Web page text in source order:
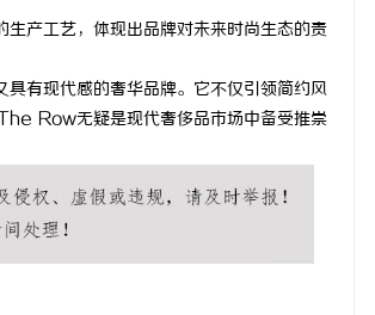
产工艺，体现出品牌对未来时尚生态的责
有现代感的奢华品牌。它不仅引领简约风
Row无疑是现代奢侈品市场中备受推崇
开店最怕“搜不到”为什么隔壁店铺没花钱，
ai却天天给他免费派单？